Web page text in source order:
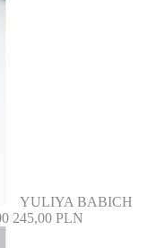
YULIYA BABICH
245,00 PLN